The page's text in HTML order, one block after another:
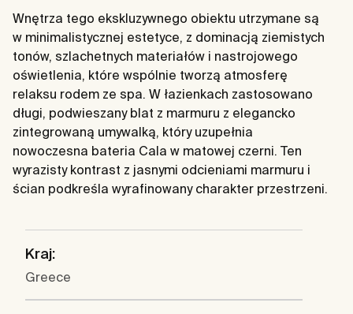
Wnętrza tego ekskluzywnego obiektu utrzymane są
w minimalistycznej estetyce, z dominacją ziemistych
tonów, szlachetnych materiałów i nastrojowego
oświetlenia, które wspólnie tworzą atmosferę
relaksu rodem ze spa. W łazienkach zastosowano
długi, podwieszany blat z marmuru z elegancko
zintegrowaną umywalką, który uzupełnia
nowoczesna bateria Cala w matowej czerni. Ten
wyrazisty kontrast z jasnymi odcieniami marmuru i
ścian podkreśla wyrafinowany charakter przestrzeni.
Kraj:
Greece